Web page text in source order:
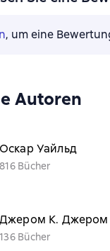
, um eine
Autoren
Оскар Уайльд
816 Bücher
Джером К. Джером
136 Bücher